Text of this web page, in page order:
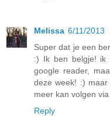
Melissa 6/11/2013
Super dat je een
:) Ik ben belgje! ik
google reader,
deze week! :)
meer kan volgen via
Reply